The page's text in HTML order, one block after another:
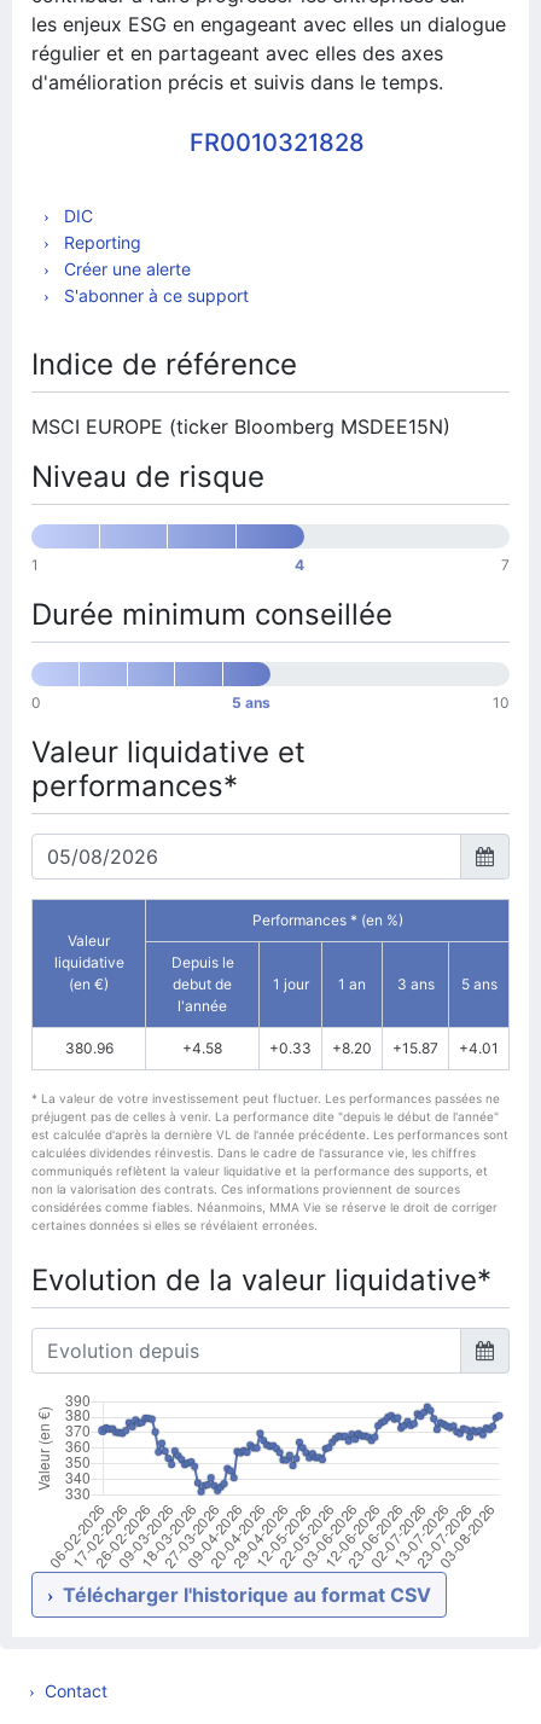
les enjeux ESG en engageant avec elles un dialogue
régulier et en partageant avec elles des axes
d'amélioration précis et suivis dans le temps.
FR0010321828
DIC
Reporting
Créer une alerte
S'abonner à ce support
Indice de référence
MSCI EUROPE (ticker Bloomberg MSDEE15N)
Niveau de risque
1 4 7
Durée minimum conseillée
0 5 ans 10
Valeur liquidative et
performances*
Valeur
liquidative
(en €)
Performances * (en %)
Depuis le
debut de
l'année
1 jour 1 an 3 ans 5 ans
380.96 +4.58 +0.33 +8.20 +15.87 +4.01
* La valeur de votre investissement peut fluctuer. Les performances passées ne
préjugent pas de celles à venir. La performance dite "depuis le début de l'année"
est calculée d'après la dernière VL de l'année précédente. Les performances sont
calculées dividendes réinvestis. Dans le cadre de l'assurance vie, les chiffres
communiqués reflètent la valeur liquidative et la performance des supports, et
non la valorisation des contrats. Ces informations proviennent de sources
considérées comme fiables. Néanmoins, MMA Vie se réserve le droit de corriger
certaines données si elles se révélaient erronées.
Evolution de la valeur liquidative*
Télécharger l'historique au format CSV
Contact